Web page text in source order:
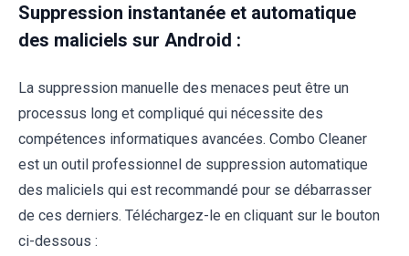
Suppression instantanée et automatique
des maliciels sur Android :
La suppression manuelle des menaces peut être un
processus long et compliqué qui nécessite des
compétences informatiques avancées. Combo Cleaner
est un outil professionnel de suppression automatique
des maliciels qui est recommandé pour se débarrasser
de ces derniers. Téléchargez-le en cliquant sur le bouton
ci-dessous :